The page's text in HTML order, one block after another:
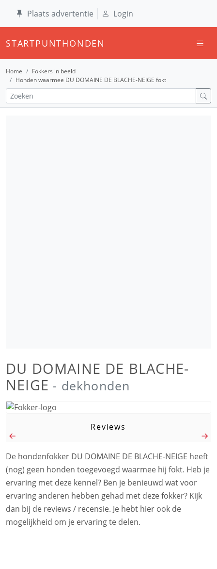
Plaats advertentie Login
STARTPUNTHONDEN
Home
Fokkers in beeld
Honden waarmee DU DOMAINE DE BLACHE-NEIGE fokt
DU DOMAINE DE BLACHE-
NEIGE - dekhonden
Reviews
De hondenfokker DU DOMAINE DE BLACHE-NEIGE heeft
(nog) geen honden toegevoegd waarmee hij fokt. Heb je
ervaring met deze kennel? Ben je benieuwd wat voor
ervaring anderen hebben gehad met deze fokker? Kijk
dan bij de reviews / recensie. Je hebt hier ook de
mogelijkheid om je ervaring te delen.